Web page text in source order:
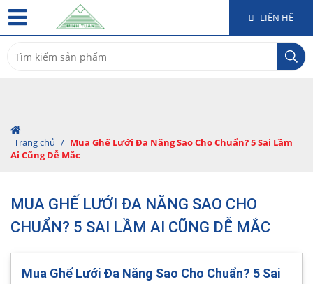
LIÊN HỆ
for:
Trang chủ / Mua Ghế Lưới Đa Năng Sao Cho Chuẩn? 5 Sai Lầm
Ai Cũng Dễ Mắc
MUA GHẾ LƯỚI ĐA NĂNG SAO CHO
CHUẨN? 5 SAI LẦM AI CŨNG DỄ MẮC
Mua Ghế Lưới Đa Năng Sao Cho Chuẩn? 5 Sai